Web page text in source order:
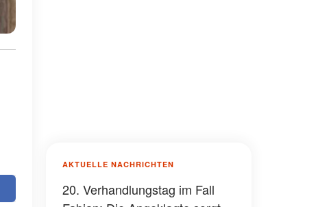
AKTUELLE NACHRICHTEN
20. Verhandlungstag im Fall